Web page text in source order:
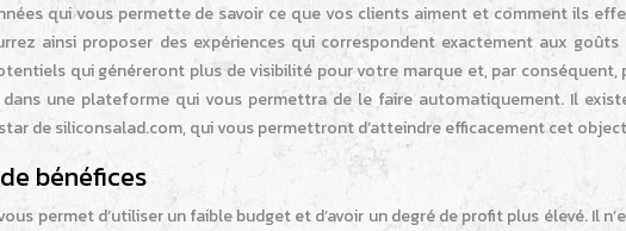
qui vous permette de savoir ce que vos clients aiment et comment ils
ainsi proposer des expériences qui correspondent exactement aux goûts
qui généreront plus de visibilité pour votre marque et, par conséquent,
une plateforme qui vous permettra de le faire automatiquement. Il
de siliconsalad.com, qui vous permettront d’atteindre efficacement cet
bénéfices
permet d’utiliser un faible budget et d’avoir un degré de profit plus élevé. Il